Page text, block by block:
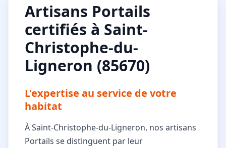
Artisans Portails
certifiés à Saint-
Christophe-du-
Ligneron (85670)
L'expertise au service de votre
habitat
À Saint-Christophe-du-Ligneron, nos artisans
Portails se distinguent par leur